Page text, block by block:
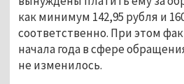
как минимум 142,95 рубля и
соответственно. При этом
начала года в сфере
не изменилось.